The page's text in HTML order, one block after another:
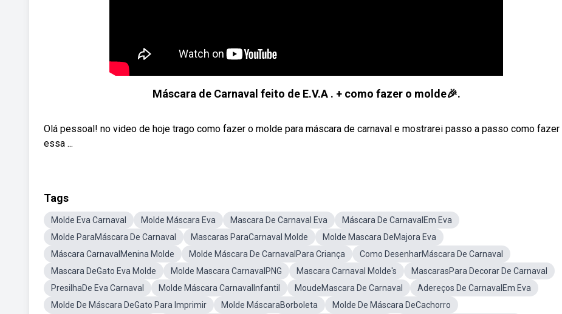
Máscara de Carnaval feito de E.V.A . + como fazer o molde🎉.
Olá pessoal! no video de hoje trago como fazer o molde para máscara de carnaval e mostrarei passo a passo como fazer
essa ...
Tags
Molde Eva Carnaval Molde Máscara Eva Mascara De Carnaval Eva
Máscara De CarnavalEm Eva
Molde ParaMáscara De Carnaval
Mascaras ParaCarnaval Molde
Molde Mascara DeMajora Eva
Máscara CarnavalMenina Molde
Molde Máscara De CarnavalPara Criança
Como DesenharMáscara De Carnaval
Mascara DeGato Eva Molde
Molde Mascara CarnavalPNG Mascara Carnaval Molde's
MascarasPara Decorar De Carnaval
PresilhaDe Eva Carnaval
Molde Máscara CarnavalInfantil MoudeMascara De Carnaval
Adereços De CarnavalEm Eva
Molde De Máscara DeGato Para Imprimir
Molde MáscaraBorboleta
Molde De Máscara DeCachorro